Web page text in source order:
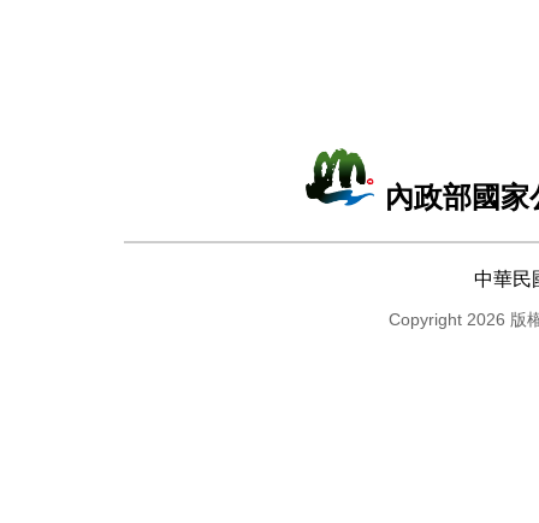
內政部國
中華民
Copyright 2026 版